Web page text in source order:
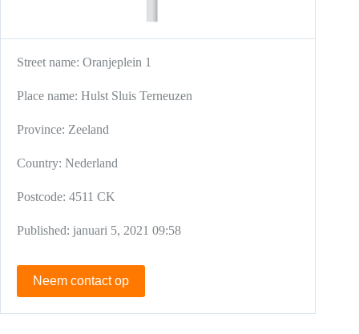
Street name: Oranjeplein 1
Place name: Hulst Sluis Terneuzen
Province: Zeeland
Country: Nederland
Postcode: 4511 CK
Published: januari 5, 2021 09:58
Neem contact op